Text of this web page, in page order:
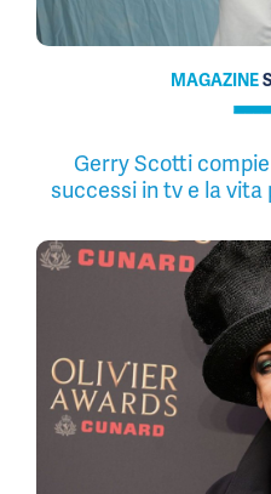
MAGAZINE
Gerry Scotti
successi in tv e la vita